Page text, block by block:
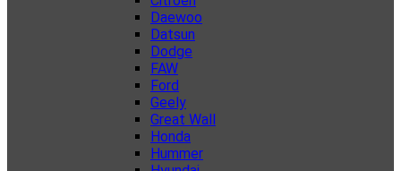
Daewoo
Datsun
Dodge
FAW
Ford
Geely
Great Wall
Honda
Hummer